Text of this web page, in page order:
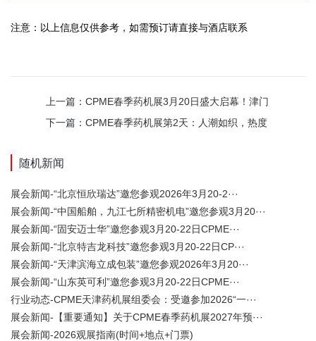
注意：以上信息仅供参考，如需预订请直接与酒店联系
上一篇： CPME春季药机展3月20日盛大启幕！津门
药机盛宴，首日成交破4000万，行业赋能再升级！
下一篇： CPME春季药机展第2天：人潮如织，热度
随机新闻
展会新闻-“北京恒欣瑞达”邀您参观2026年3月20-2···
展会新闻-“中国船舶，九江七所精密机电”邀您参观3月20···
展会新闻-“固安迈士华”邀您参观3月20-22日CPME···
展会新闻-“北京特吉龙科技”邀您参观3月20-22日CP···
展会新闻-“天津滨海立成包装”邀您参观2026年3月20···
展会新闻-“山东英可利”邀您参观3月20-22日CPME···
行业动态-CPME天津药机展组委会：受邀参加2026“一···
展会新闻-【重要通知】关于CPME春季药机展2027年预···
展会新闻-2026观展指南(时间+地点+门票)